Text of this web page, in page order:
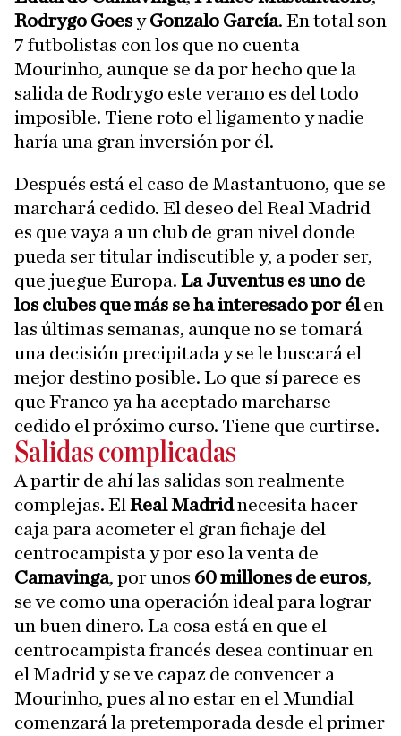
Rodrygo GoesyGonzalo García. En total son
7 futbolistas con los que no cuenta
Mourinho, aunque se da por hecho que la
salida de Rodrygo este verano es del todo
imposible. Tiene roto el ligamento y nadie
haría una gran inversión por él.
Después está el caso de Mastantuono, que se
marchará cedido. El deseo del Real Madrid
es que vaya a un club de gran nivel donde
pueda ser titular indiscutible y, a poder ser,
que juegue Europa. La Juventus es uno de
los clubes que más se ha interesado por élen
las últimas semanas, aunque no se tomará
una decisión precipitada y se le buscará el
mejor destino posible. Lo que sí parece es
que Franco ya ha aceptado marcharse
cedido el próximo curso. Tiene que curtirse.
Salidas complicadas
A partir de ahí las salidas son realmente
complejas. El Real Madridnecesita hacer
caja para acometer el gran fichaje del
centrocampista y por eso la venta de
Camavinga, por unos 60 millones de euros,
se ve como una operación ideal para lograr
un buen dinero. La cosa está en que el
centrocampista francés desea continuar en
el Madrid y se ve capaz de convencer a
Mourinho, pues al no estar en el Mundial
comenzará la pretemporada desde el primer